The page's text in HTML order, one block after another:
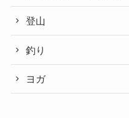
登山
釣り
ヨガ